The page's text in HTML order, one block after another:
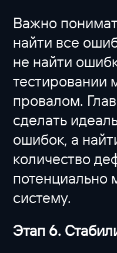
Важно
найти все
не найти
тестировании
провалом.
сделать
ошибок, а
количество
потенциально
систему.
Этап 6.